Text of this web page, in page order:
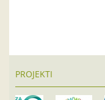
PROJEKTI